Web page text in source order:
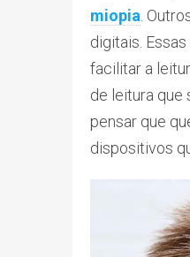
miopia.
digitais.
facilitar a
de leitura que
pensar que
dispositivos